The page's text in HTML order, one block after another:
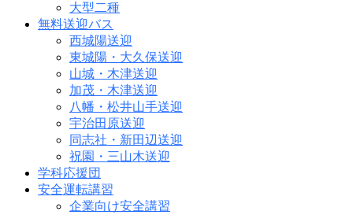
大型二種
無料送迎バス
西城陽送迎
東城陽・大久保送迎
山城・木津送迎
加茂・木津送迎
八幡・松井山手送迎
宇治田原送迎
同志社・新田辺送迎
祝園・三山木送迎
学科応援団
安全運転講習
企業向け安全講習